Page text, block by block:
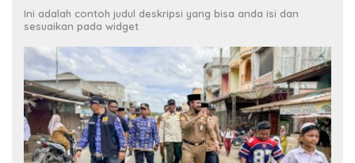
Ini adalah contoh judul deskripsi yang bisa anda isi dan
sesuaikan pada widget